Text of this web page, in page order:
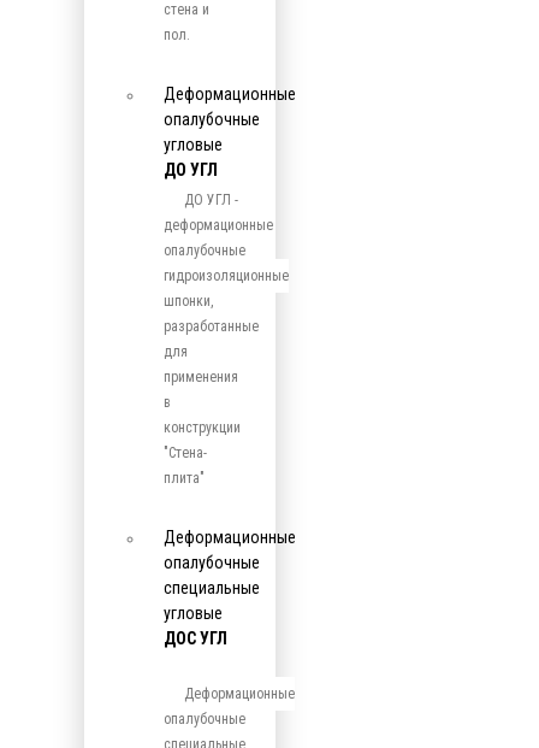
стена и
пол.
Деформационные
опалубочные
угловые
ДО УГЛ
ДО УГЛ -
деформационные
опалубочные
гидроизоляционные
шпонки,
разработанные
для
применения
в
конструкции
"Стена-
плита"
Деформационные
опалубочные
специальные
угловые
ДОС УГЛ
Деформационные
опалубочные